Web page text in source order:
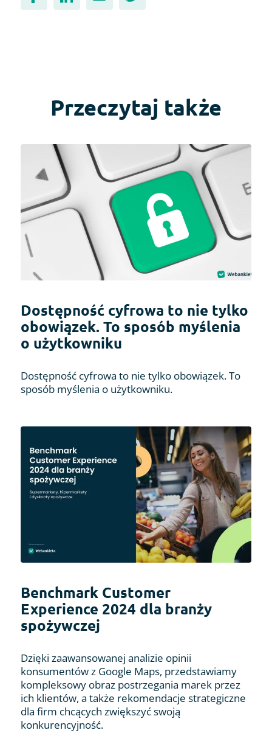
Przeczytaj także
Dostępność cyfrowa to nie tylko
obowiązek. To sposób myślenia
o użytkowniku
Dostępność cyfrowa to nie tylko obowiązek. To
sposób myślenia o użytkowniku.
Benchmark Customer
Experience 2024 dla branży
spożywczej
Dzięki zaawansowanej analizie opinii
konsumentów z Google Maps, przedstawiamy
kompleksowy obraz postrzegania marek przez
ich klientów, a także rekomendacje strategiczne
dla firm chcących zwiększyć swoją
konkurencyjność.